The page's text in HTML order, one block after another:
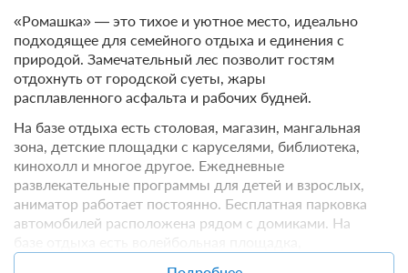
«Ромашка» — это тихое и уютное место, идеально
подходящее для семейного отдыха и единения с
природой. Замечательный лес позволит гостям
отдохнуть от городской суеты, жары
расплавленного асфальта и рабочих будней.
На базе отдыха есть столовая, магазин, мангальная
зона, детские площадки с каруселями, библиотека,
кинохолл и многое другое. Ежедневные
развлекательные программы для детей и взрослых,
аниматор работает постоянно. Бесплатная парковка
автомобилей расположена рядом с домиками. На
настольный теннис и прокат катамаранов.